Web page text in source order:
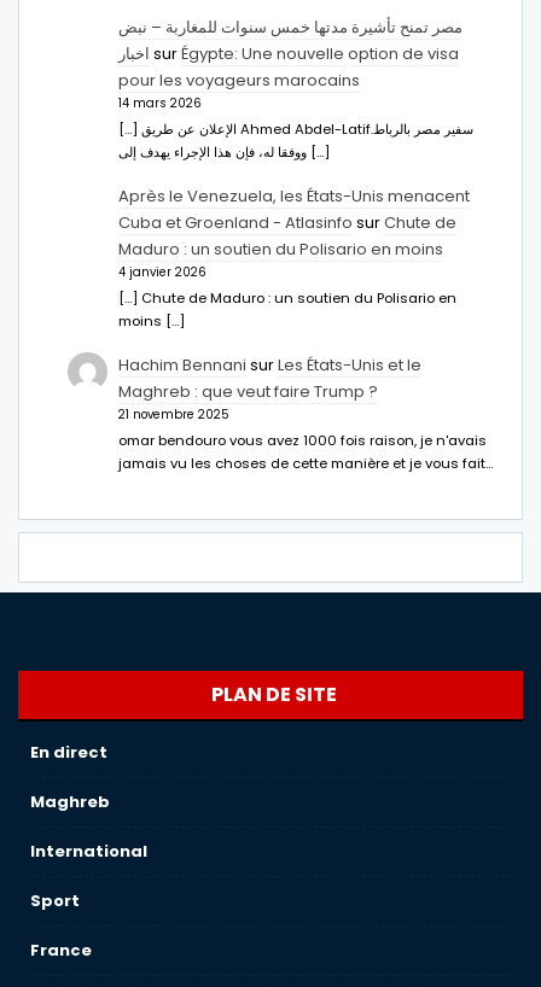
مصر تمنح تأشيرة مدتها خمس سنوات للمغاربة – نبض
اخبار surÉgypte: Une nouvelle option de visa
pour les voyageurs marocains
14 mars 2026
[…] الإعلان عن طريق Ahmed Abdel-Latifسفير مصر بالرباط.
ووفقا له، فإن هذا الإجراء يهدف إلى […]
Après le Venezuela, les États-Unis menacent
Cuba et Groenland - Atlasinfo surChute de
Maduro : un soutien du Polisario en moins
4 janvier 2026
[…] Chute de Maduro : un soutien du Polisario en
moins […]
Hachim Bennani surLes États-Unis et le
Maghreb : que veut faire Trump ?
21 novembre 2025
omar bendouro vous avez 1000 fois raison, je n'avais
jamais vu les choses de cette manière et je vous fait…
PLAN DE SITE
En direct
Maghreb
International
Sport
France